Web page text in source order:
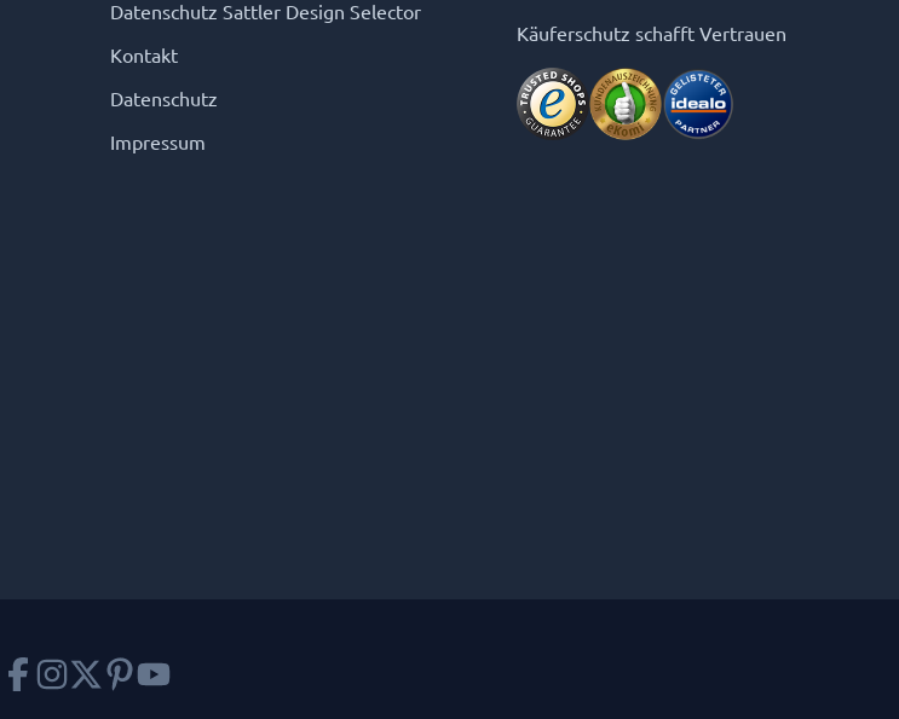
Datenschutz Sattler Design Selector
Kontakt
Datenschutz
Impressum
Käuferschutz schafft Vertrauen